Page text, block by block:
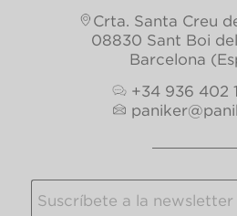
Crta. Santa Creu
08830 Sant Boi
Barcelona
+34 936 402